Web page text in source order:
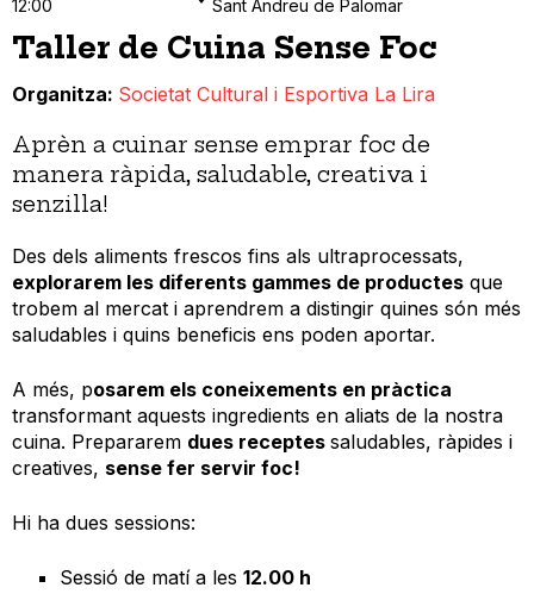
12:00
Sant Andreu de Palomar
Taller de Cuina Sense Foc
Organitza Societat Cultural i Esportiva La Lira
Aprèn a cuinar sense emprar foc de
manera ràpida, saludable, creativa i
senzilla!
Des dels aliments frescos fins als ultraprocessats,
explorarem les diferents gammes de productes que
trobem al mercat i aprendrem a distingir quines són més
saludables i quins beneficis ens poden aportar.
A més, posarem els coneixements en pràctica
transformant aquests ingredients en aliats de la nostra
cuina. Prepararem dues receptes saludables, ràpides i
creatives, sense fer servir foc!
Hi ha dues sessions:
Sessió de matí a les 12.00 h